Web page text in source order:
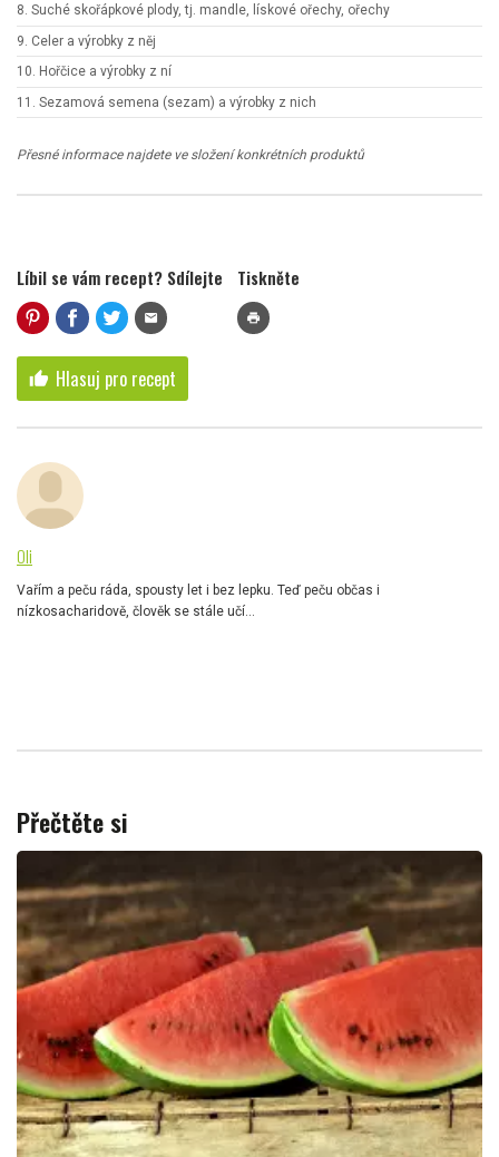
8. Suché skořápkové plody, tj. mandle, lískové ořechy, ořechy
9. Celer a výrobky z něj
10. Hořčice a výrobky z ní
11. Sezamová semena (sezam) a výrobky z nich
Přesné informace najdete ve složení konkrétních produktů
Líbil se vám recept? Sdílejte
mail
Tiskněte
print
thumb_up Hlasuj pro recept
Oli
Vařím a peču ráda, spousty let i bez lepku. Teď peču občas i
nízkosacharidově, člověk se stále učí...
Přečtěte si